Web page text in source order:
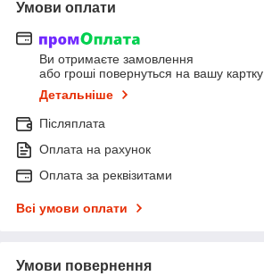
Умови оплати
Ви отримаєте замовлення
або гроші повернуться на вашу картку
Детальніше
Післяплата
Оплата на рахунок
Оплата за реквізитами
Всі умови оплати
Умови повернення